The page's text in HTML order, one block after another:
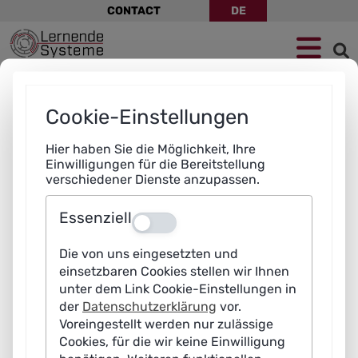
to
navigation
to
main
to
footer
CONTACT DE
Legal notice
Cookie-Einstellungen
Hier haben Sie die Möglichkeit, Ihre
Einwilligungen für die Bereitstellung
verschiedener Dienste anzupassen.
Essenziell Aus
Die von uns eingesetzten und
einsetzbaren Cookies stellen wir Ihnen
unter dem Link Cookie-Einstellungen in
der Datenschutzerklärung vor.
Voreingestellt werden nur zulässige
Cookies, für die wir keine Einwilligung